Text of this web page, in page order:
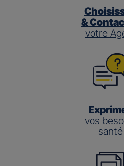
&
votre
vos
santé